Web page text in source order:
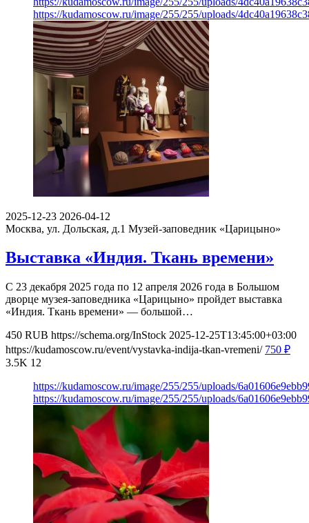
https://kudamoscow.ru/image/255/255/uploads/
2025-12-23 2026-04-12
Москва, ул. Дольская, д.1 Музей-заповедник «Царицыно»
Выставка «Индия. Ткань времени»
С 23 декабря 2025 года по 12 апреля 2026 года в Большом
дворце музея-заповедника «Царицыно» пройдет выставка
«Индия. Ткань времени» — большой…
450 RUB https://schema.org/InStock 2025-12-25T13:45:00+03:00
https://kudamoscow.ru/event/vystavka-indija-tkan-vremeni/ 750 ₽
3.5K 12
https://kudamoscow.ru/image/255/255/uploads/
https://kudamoscow.ru/image/255/255/uploads/